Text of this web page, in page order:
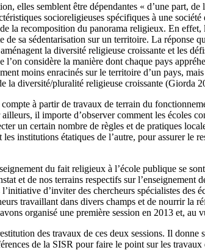
elles semblent être dépendantes « d’une part,
socioreligieuses spécifiques à une
la recomposition du panorama religieux. En
sa sédentarisation sur un territoire. La réponse
la diversité religieuse croissante et les
considère la manière dont chaque pays
moins enracinés sur le territoire d’un pays,
la diversité/pluralité religieuse croissante (Giorda
à partir de travaux de terrain du
il importe d’observer comment les écoles
un certain nombre de règles et de pratiques
les institutions étatiques de l’autre, pour assurer
du fait religieux à l’école publique se
et de nos terrains respectifs sur
d’inviter des chercheurs spécialistes des
travaillant dans divers champs et de nourrir
organisé une première session en 2013 et, au
des travaux de ces deux sessions. Il
de la SISR pour faire le point sur les travaux